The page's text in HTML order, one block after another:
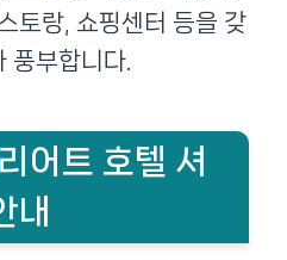
토랑, 쇼핑센터 등을 갖
풍부합니다.
어트 호텔 셔
내